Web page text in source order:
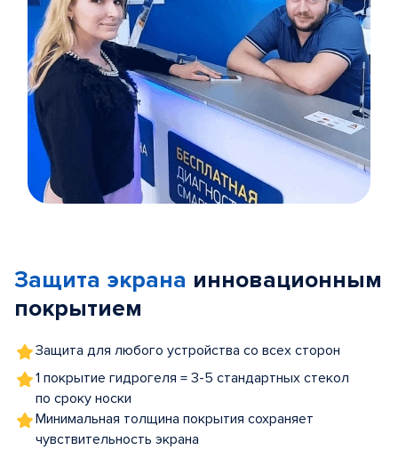
5
Защита экрана инновационным
покрытием
Защита для любого устройства со всех сторон
1 покрытие гидрогеля = 3-5 стандартных стекол
по сроку носки
Минимальная толщина покрытия сохраняет
чувствительность экрана